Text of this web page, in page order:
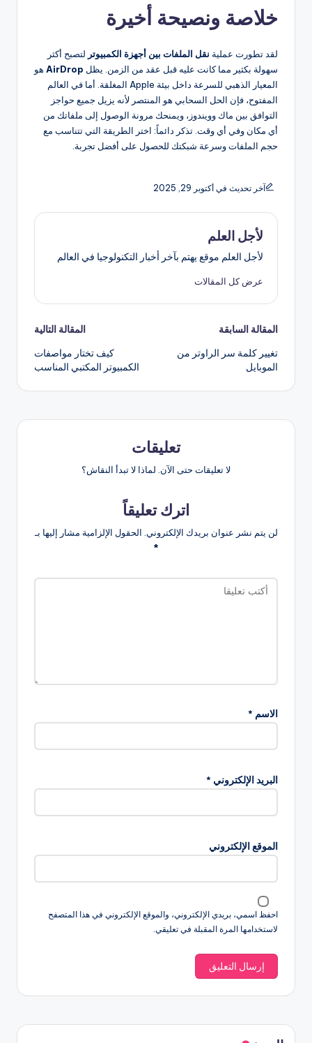
خلاصة ونصيحة أخيرة
لقد تطورت عملية نقل الملفات بين أجهزة الكمبيوتر لتصبح أكثر
سهولة بكثير مما كانت عليه قبل عقد من الزمن. يظل AirDrop هو
المعيار الذهبي للسرعة داخل بيئة Apple المغلقة. أما في العالم
المفتوح، فإن الحل السحابي هو المنتصر لأنه يزيل جميع حواجز
التوافق بين ماك وويندوز، ويمنحك مرونة الوصول إلى ملفاتك من
أي مكان وفي أي وقت. تذكر دائماً: اختر الطريقة التي تتناسب مع
حجم الملفات وسرعة شبكتك للحصول على أفضل تجربة.
آخر تحديث في أكتوبر 29, 2025
لأجل العلم
لأجل العلم موقع يهتم بآخر أخبار التكنولوجيا في العالم
عرض كل المقالات
تصفّح
المقالات
المقالة السابقة
تغيير كلمة سر الراوتر من
الموبايل
المقالة التالية
كيف تختار مواصفات
الكمبيوتر المكتبي المناسب
تعليقات
لا تعليقات حتى الآن. لماذا لا تبدأ النقاش؟
اترك تعليقاً
لن يتم نشر عنوان بريدك الإلكتروني. الحقول الإلزامية مشار إليها بـ
*
الاسم *
البريد الإلكتروني *
الموقع الإلكتروني
احفظ اسمي، بريدي الإلكتروني، والموقع الإلكتروني في هذا المتصفح
لاستخدامها المرة المقبلة في تعليقي.